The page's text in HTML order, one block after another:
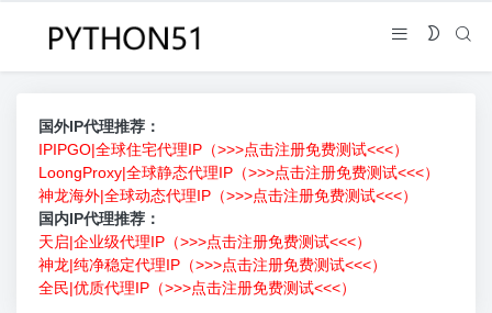
国外IP代理推荐：
IPIPGO|全球住宅代理IP（>>>点击注册免费测试<<<）
LoongProxy|全球静态代理IP（>>>点击注册免费测试<<<）
神龙海外|全球动态代理IP（>>>点击注册免费测试<<<）
国内IP代理推荐：
天启|企业级代理IP（>>>点击注册免费测试<<<）
神龙|纯净稳定代理IP（>>>点击注册免费测试<<<）
全民|优质代理IP（>>>点击注册免费测试<<<）